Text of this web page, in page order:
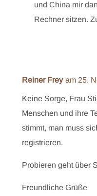
und China mir
Rechner sitzen.
Reiner Frey am 25.
Keine Sorge, Frau
Menschen und ihre
stimmt, man muss
registrieren.
Probieren geht über
Freundliche Grüße